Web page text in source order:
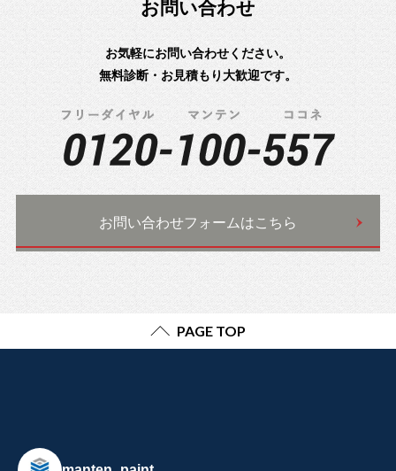
お問い合わせ
お気軽にお問い合わせください。
無料診断・お見積もり大歓迎です。
お問い合わせフォームはこちら
PAGE TOP